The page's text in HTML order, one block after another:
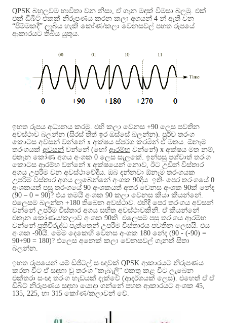
QPSK බහුලවම භාවිතා වන නිසා, ඒ ගැන මඳක් විමසා බලමු. එක්
එක් ඩිබිට් එකක් නිරූපණය කරන කලා අගයන් 4 න් ඇති වන
“පිම්මකදී” ලැබිය හැකි කෝණ/කලා වෙනසවල් පහත රූපයේ
ආකාරයට තිබිය යුතුය.
ඉහත රූපය අධ්‍යනය කරමු. එහි කලා වෙනස +90 ලෙස පවතින
අවස්ථාව බලන්න (සිරස් තිත් ඉර ඔස්සේ බලන්න). පූර්ව තරංග
කොටස අවසන් වන්නේ x අක්ෂය ස්පර්ශ කරමින් ඒ මතය. ඕනෑම
තරංගයක් අවසන් වන්නේ (හෝ ආරම්භ වන්නේ) x අක්ෂය මත නම්,
එතැන කෝණ අගය අංශක 0 ලෙස සැලකේ. ඉන්පසු පශ්චාත් තරංග
කොටස ආරම්භ වන්නේ x අක්ෂයෙන් නොව, ඊට උඩින් විස්තාර
අගය උපරිම වන අවස්ථාවේදීය. ඔබ දන්නවා ඕනෑම තරංගයක
උපරිම විස්තාර අගය ලැබෙන්නේ අංශක 90දිය. ඉතිං පෙර තරංගයේ 0
අංශකයත් පසු තරංගයේ 90 අංශකයත් අතර වෙනස අංශක 90ක් නේද
(90 – 0 = 90)? එය තමයි අංශක 90 කලා වෙනස කියා කියන්නේ.
එලෙසම බලන්න +180 තිබෙන අවස්ථාව. එහිදී පෙර තරංගය අවසන්
වන්නේ උපරිම විස්තාර අගය සහිත අවස්ථාවකිනි. ඒ කියන්නේ
එතැන කෝණය/කලාව අංශක 90කි. එලෙසම පසු තරංගය ආරම්භ
වන්නේ ප්‍රතිවිරුද්ධ පැත්තෙන් උපරිම විස්තාරය පවතින ලෙසයි. එය
අංශක -90යි. මෙම දෙකෙහි වෙනස අංශක 180 නේද (90 - (-90) =
90+90 = 180)? එලෙස අනෙක් කලා වෙනසවල් ගැනත් සිතා
බලන්න.
ඉහත රූපයෙන් යම් ඩිජිටල් සංඥාවක් QPSK ආකාරයට නිරූපණය
කරන විට ඒ සඳහා වූ තරංග “කැබැලි” එකතු කළ විට ලැබෙන
එක්තරා සංඥා තරංග හැඩයක් දැක්වේ (ආදර්ශයක් ලෙස). එහෙත් ඒ ඒ
ඩිබිට් නිරූපණය සඳහා යොදා ගන්නේ පහත ආකාරයට අංශක 45,
135, 225, හා 315 කෝණ/කලාවන් වේ.